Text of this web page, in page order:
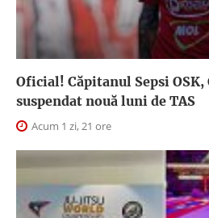
Oficial! Căpitanul Sepsi
suspendat nouă luni de TAS
Acum 1 zi, 21 ore